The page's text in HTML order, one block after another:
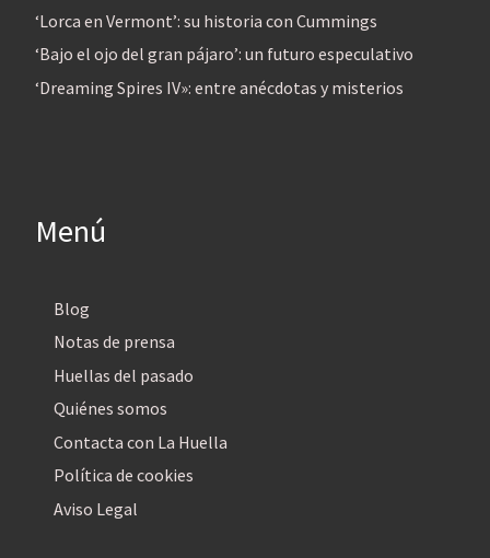
‘Lorca en Vermont’: su historia con Cummings
‘Bajo el ojo del gran pájaro’: un futuro especulativo
‘Dreaming Spires IV»: entre anécdotas y misterios
Menú
Blog
Notas de prensa
Huellas del pasado
Quiénes somos
Contacta con La Huella
Política de cookies
Aviso Legal